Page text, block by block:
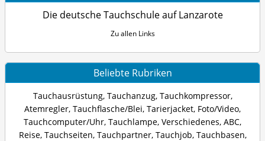
Die deutsche Tauchschule auf Lanzarote
Zu allen Links
Beliebte Rubriken
Tauchausrüstung, Tauchanzug, Tauchkompressor,
Atemregler, Tauchflasche/Blei, Tarierjacket, Foto/Video,
Tauchcomputer/Uhr, Tauchlampe, Verschiedenes, ABC,
Reise, Tauchseiten, Tauchpartner, Tauchjob, Tauchbasen,